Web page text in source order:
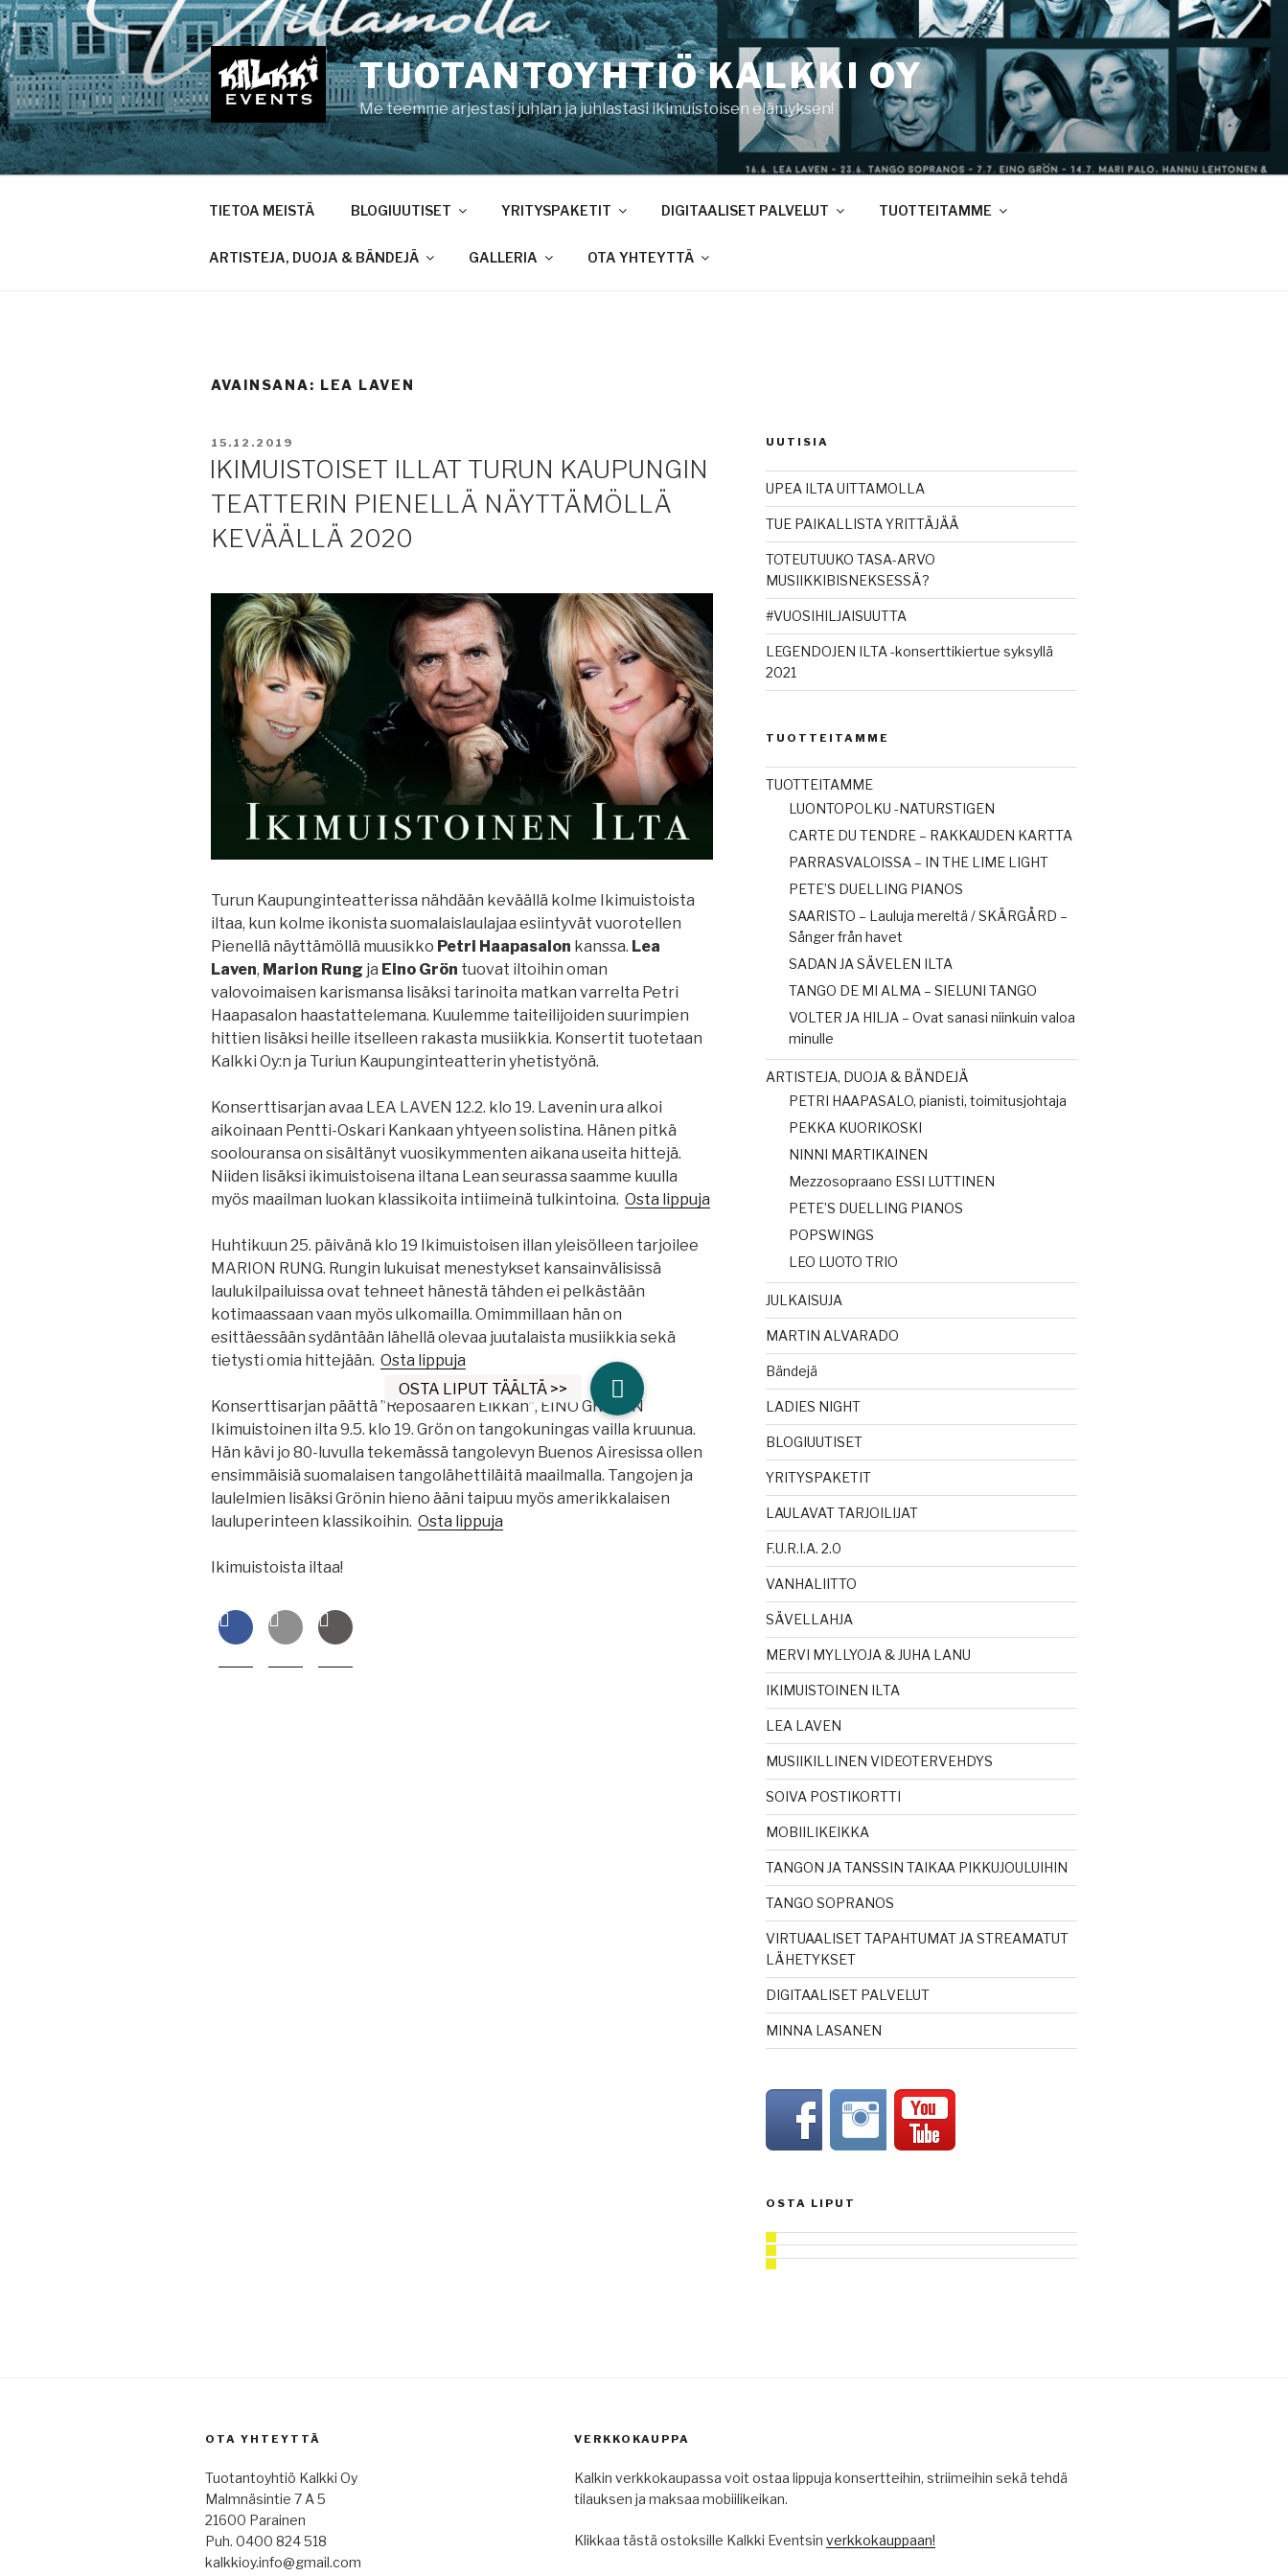
Siirry
sisältöön
TUOTANTOYHTIÖ KALKKI OY
Me teemme arjestasi juhlan ja juhlastasi ikimuistoisen elämyksen!
TIETOA MEISTÄ BLOGIUUTISET YRITYSPAKETIT DIGITAALISET PALVELUT TUOTTEITAMME
ARTISTEJA, DUOJA & BÄNDEJÄ GALLERIA OTA YHTEYTTÄ
AVAINSANA: LEA LAVEN
JULKAISTU
15.12.2019
IKIMUISTOISET ILLAT TURUN KAUPUNGIN
TEATTERIN PIENELLÄ NÄYTTÄMÖLLÄ
KEVÄÄLLÄ 2020
Turun Kaupunginteatterissa nähdään keväällä kolme Ikimuistoista
iltaa, kun kolme ikonista suomalaislaulajaa esiintyvät vuorotellen
Pienellä näyttämöllä muusikko Petri Haapasalon kanssa. Lea
Laven, Marion Rung ja Eino Grön tuovat iltoihin oman
valovoimaisen karismansa lisäksi tarinoita matkan varrelta Petri
Haapasalon haastattelemana. Kuulemme taiteilijoiden suurimpien
hittien lisäksi heille itselleen rakasta musiikkia. Konsertit tuotetaan
Kalkki Oy:n ja Turiun Kaupunginteatterin yhetistyönä.
Konserttisarjan avaa LEA LAVEN 12.2. klo 19. Lavenin ura alkoi
aikoinaan Pentti-Oskari Kankaan yhtyeen solistina. Hänen pitkä
soolouransa on sisältänyt vuosikymmenten aikana useita hittejä.
Niiden lisäksi ikimuistoisena iltana Lean seurassa saamme kuulla
myös maailman luokan klassikoita intiimeinä tulkintoina. Osta lippuja
Huhtikuun 25. päivänä klo 19 Ikimuistoisen illan yleisölleen tarjoilee
MARION RUNG. Rungin lukuisat menestykset kansainvälisissä
laulukilpailuissa ovat tehneet hänestä tähden ei pelkästään
kotimaassaan vaan myös ulkomailla. Omimmillaan hän on
esittäessään sydäntään lähellä olevaa juutalaista musiikkia sekä
tietysti omia hittejään. Osta lippuja
Konserttisarjan päättä ”Reposaaren Eikkan”, EINO GRÖNIN
Ikimuistoinen ilta 9.5. klo 19. Grön on tangokuningas vailla kruunua.
Hän kävi jo 80-luvulla tekemässä tangolevyn Buenos Airesissa ollen
ensimmäisiä suomalaisen tangolähettiläitä maailmalla. Tangojen ja
laulelmien lisäksi Grönin hieno ääni taipuu myös amerikkalaisen
lauluperinteen klassikoihin. Osta lippuja
Ikimuistoista iltaa!
UUTISIA
UPEA ILTA UITTAMOLLA
TUE PAIKALLISTA YRITTÄJÄÄ
TOTEUTUUKO TASA-ARVO
MUSIIKKIBISNEKSESSÄ?
#VUOSIHILJAISUUTTA
LEGENDOJEN ILTA -konserttikiertue syksyllä
2021
TUOTTEITAMME
TUOTTEITAMME
LUONTOPOLKU -NATURSTIGEN
CARTE DU TENDRE – RAKKAUDEN KARTTA
PARRASVALOISSA – IN THE LIME LIGHT
PETE’S DUELLING PIANOS
SAARISTO – Lauluja mereltä / SKÄRGÅRD –
Sånger från havet
SADAN JA SÄVELEN ILTA
TANGO DE MI ALMA – SIELUNI TANGO
VOLTER JA HILJA – Ovat sanasi niinkuin valoa
minulle
ARTISTEJA, DUOJA & BÄNDEJÄ
PETRI HAAPASALO, pianisti, toimitusjohtaja
PEKKA KUORIKOSKI
NINNI MARTIKAINEN
Mezzosopraano ESSI LUTTINEN
PETE’S DUELLING PIANOS
POPSWINGS
LEO LUOTO TRIO
JULKAISUJA
MARTIN ALVARADO
Bändejä
LADIES NIGHT
BLOGIUUTISET
YRITYSPAKETIT
LAULAVAT TARJOILIJAT
F.U.R.I.A. 2.0
VANHALIITTO
SÄVELLAHJA
MERVI MYLLYOJA & JUHA LANU
IKIMUISTOINEN ILTA
LEA LAVEN
MUSIIKILLINEN VIDEOTERVEHDYS
SOIVA POSTIKORTTI
MOBIILIKEIKKA
TANGON JA TANSSIN TAIKAA PIKKUJOULUIHIN
TANGO SOPRANOS
VIRTUAALISET TAPAHTUMAT JA STREAMATUT
LÄHETYKSET
DIGITAALISET PALVELUT
MINNA LASANEN
OSTA LIPUT
OTA YHTEYTTÄ
Tuotantoyhtiö Kalkki Oy
Malmnäsintie 7 A 5
21600 Parainen
Puh. 0400 824 518
kalkkioy.info@gmail.com
VERKKOKAUPPA
Kalkin verkkokaupassa voit ostaa lippuja konsertteihin, striimeihin sekä tehdä
tilauksen ja maksaa mobiilikeikan.
Klikkaa tästä ostoksille Kalkki Eventsin verkkokauppaan!